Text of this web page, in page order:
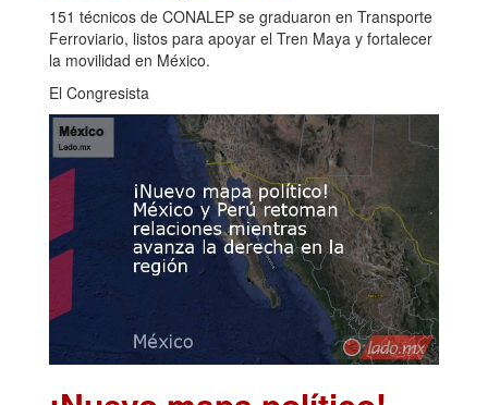
151 técnicos de CONALEP se graduaron en Transporte
Ferroviario, listos para apoyar el Tren Maya y fortalecer
la movilidad en México.
El Congresista